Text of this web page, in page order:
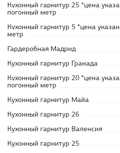
Кухонный гарнитур 25 *цена
погонный метр
Кухонный гарнитур 5 *цена
метр
Гардеробная Мадрид
Кухонный гарнитур Гранада
Кухонный гарнитур 20 *цена
погонный метр
Кухонный гарнитур Майа
Кухонный гарнитур 26
Кухонный гарнитур Валенсия
Кухонный гарнитур 25